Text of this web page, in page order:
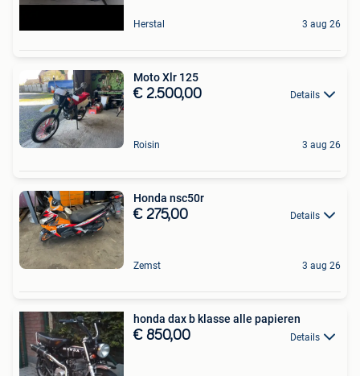
Herstal 3 aug 26
Moto Xlr 125
€ 2.500,00 Details
Roisin 3 aug 26
Honda nsc50r
€ 275,00 Details
Zemst 3 aug 26
honda dax b klasse alle papieren
€ 850,00 Details